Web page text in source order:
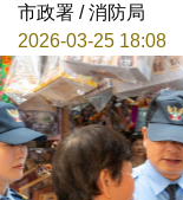
市政署 / 消防局
2026-03-25 18:08